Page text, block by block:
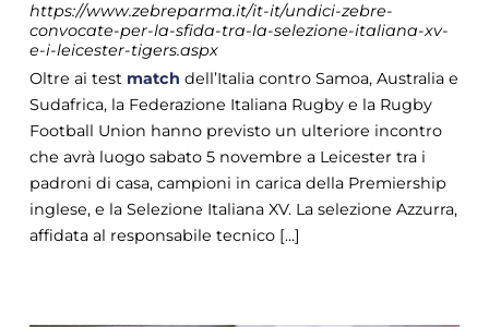
https://www.zebreparma.it/it-it/undici-zebre-
convocate-per-la-sfida-tra-la-selezione-italiana-xv-
e-i-leicester-tigers.aspx
Oltre ai test match dell’Italia contro Samoa, Australia e
Sudafrica, la Federazione Italiana Rugby e la Rugby
Football Union hanno previsto un ulteriore incontro
che avrà luogo sabato 5 novembre a Leicester tra i
padroni di casa, campioni in carica della Premiership
inglese, e la Selezione Italiana XV. La selezione Azzurra,
affidata al responsabile tecnico [...]